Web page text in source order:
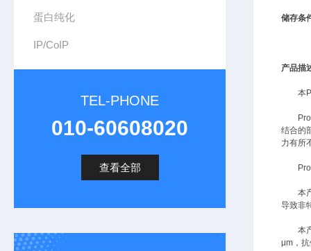
蛋白纯化
IP/CoIP
TEL-PHONE
010-60608020
查看全部
储存条
产品描
本
结合的
力有所
本
导致非
本
μm，